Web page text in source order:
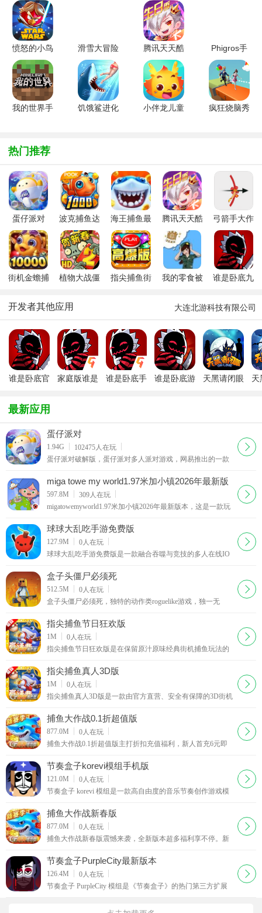
也有慢节奏的答题、找茬、画线填色等等，休闲益智类的游戏非常多
而且男女老少皆宜，喜欢的朋友可以在西西软件园寻找休闲益智手机
游戏排行榜前十名下载安装和休闲益智手游下载大全。
愤怒的小鸟
1原版游戏
v6.2.3 安
卓手机最新
版
滑雪大冒险
增强版
v2.3.21安
卓版
腾讯天天酷
跑新版本
v1.0.137.0
安卓官方版
Phigros手
游完整版
(菲格罗
斯)v2.1.1
汉化安卓版
我的世界手
饥饿鲨进化
小伴龙儿童
疯狂烧脑秀
热门推荐
蛋仔派对
波克捕鱼达
人千炮版
2026微信版
本
海王捕鱼最
新版官方正
版
腾讯天天酷
跑新版本
弓箭手大作
战2026最新
安卓版
街机金蟾捕
植物大战僵
指尖捕鱼街
我的零食被
了安卓最新
版(Hide
谁是卧底九
开发者其他应用 大连北游科技有限公司
谁是卧底官
家庭版谁是
谁是卧底手
谁是卧底游
天黑请闭眼
天
最新应用
蛋仔派对
1.94G 102475人在玩
蛋仔派对破解版，蛋仔派对多人派对游戏，网易推出的一款
其他玩家竞争，得到最佳名次，你还能装饰你的个性
下载
miga towe my world1.97米加小镇2026年最新版
本
597.8M 309人在玩
migatowemyworld1.97米加小镇2026年最新版本，这是一款玩
里面去尽情的探索，这里有着精致的画面和丰富的游
下载
球球大乱吃手游免费版
127.9M 0人在玩
球球大乱吃手游免费版是一款融合吞噬与竞技的多人在线IO
作简洁易上手。游戏技巧与策略并重，要规划攻防，
下载
盒子头僵尸必须死
512.5M 0人在玩
盒子头僵尸必须死，独特的动作类roguelike游戏，独一无
险。测试您的游戏意识和技能，创造性地杀死僵尸，
下载
指尖捕鱼节日狂欢版
1M 0人在玩
指尖捕鱼节日狂欢版是在保留原汁原味经典街机捕鱼玩法的
采用高清3D引擎建模，打造多个酷炫渔场，海底景致
下载
指尖捕鱼真人3D版
1M 0人在玩
指尖捕鱼真人3D版是一款由官方直营、安全有保障的3D街机
统玩法局限，创新融入多元特色系统。游戏采用高清
下载
捕鱼大作战0.1折超值版
877.0M 0人在玩
捕鱼大作战0.1折超值版主打折扣充值福利，新人首充6元即
利，还有周卡月卡豪华大礼包相赠，微氪玩家也能玩
下载
节奏盒子korevi模组手机版
121.0M 0人在玩
节奏盒子 korevi 模组是一款高自由度的音乐节奏创作游戏模
格与自由创作体验。 游戏内置海量梦幻般的角色
下载
捕鱼大作战新春版
877.0M 0人在玩
捕鱼大作战新春版震憾来袭，全新版本超多福利享不停。新
场，排位大奖赛限时开启，与其他玩家在线同屏竞技
下载
节奏盒子PurpleCity最新版本
126.4M 0人在玩
节奏盒子 PurpleCity 模组是《节奏盒子》的热门第三方扩展
下载